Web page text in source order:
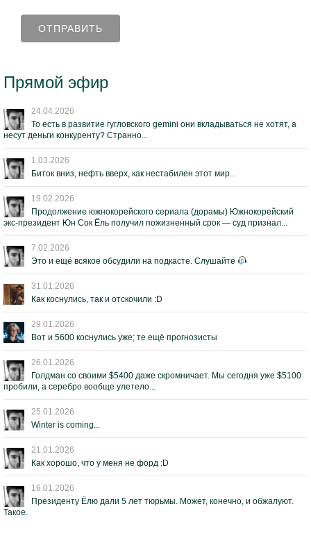
Прямой эфир
24.04.2026
То есть в развитие гугловского gemini они вкладываться не хотят, а
несут деньги конкуренту? Странно...
1.03.2026
Биток вниз, нефть вверх, как нестабилен этот мир...
19.02.2026
Продолжение южнокорейского сериала (дорамы) Южнокорейский
экс-президент Юн Сок Ёль получил пожизненный срок — суд признал...
7.02.2026
Это и ещё всякое обсудили на подкасте. Слушайте
31.01.2026
Как коснулись, так и отскочили :D
29.01.2026
Вот и 5600 коснулись уже; те ещё прогнозисты
26.01.2026
Голдман со своими $5400 даже скромничает. Мы сегодня уже $5100
пробили, а серебро вообще улетело...
25.01.2026
Winter is coming...
21.01.2026
Как хорошо, что у меня не форд :D
16.01.2026
Президенту Ёлю дали 5 лет тюрьмы. Может, конечно, и обжалуют.
Такое.